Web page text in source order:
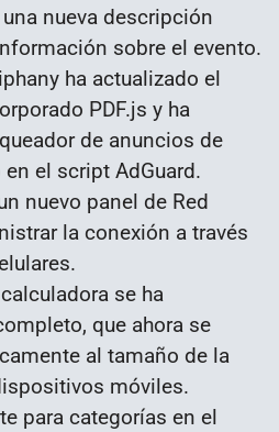
nueva descripción
sobre el evento.
ha actualizado el
PDF.js y ha
de anuncios de
en el script AdGuard.
nuevo panel de Red
la conexión a través
se ha
que ahora se
al tamaño de la
móviles.
para categorías en el